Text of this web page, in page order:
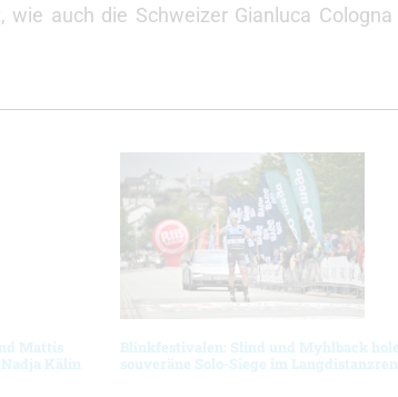
auch die Schweizer Gianluca
Mattis
Kälin
Blinkfestivalen: Slind und Myhlback
souveräne Solo-Siege im